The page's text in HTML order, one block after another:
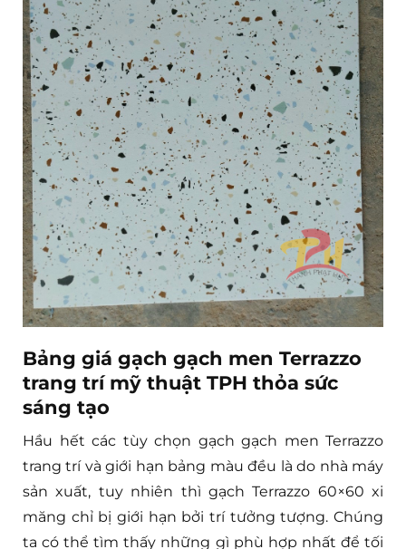
Bảng giá gạch gạch men Terrazzo
trang trí mỹ thuật TPH thỏa sức
sáng tạo
Hầu hết các tùy chọn gạch gạch men Terrazzo
trang trí và giới hạn bảng màu đều là do nhà máy
sản xuất, tuy nhiên thì gạch Terrazzo 60×60 xi
măng chỉ bị giới hạn bởi trí tưởng tượng. Chúng
ta có thể tìm thấy những gì phù hợp nhất để tối